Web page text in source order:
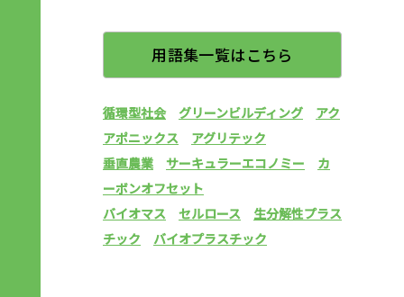
用語集一覧はこちら
循環型社会 グリーンビルディング
アク
アポニックス
アグリテック
垂直農業
サーキュラーエコノミー
カ
ーボンオフセット
バイオマス
セルロース
生分解性プラス
チック
バイオプラスチック